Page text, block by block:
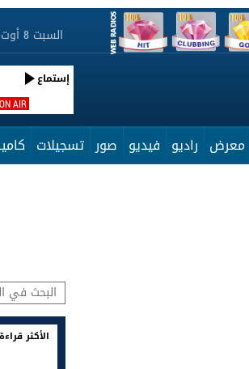
السبت 8 أوت 2026 15:05:18
ON AIR
إستماع
معرض راديو فيديو صور تسجيلات
الأكثر قراءة